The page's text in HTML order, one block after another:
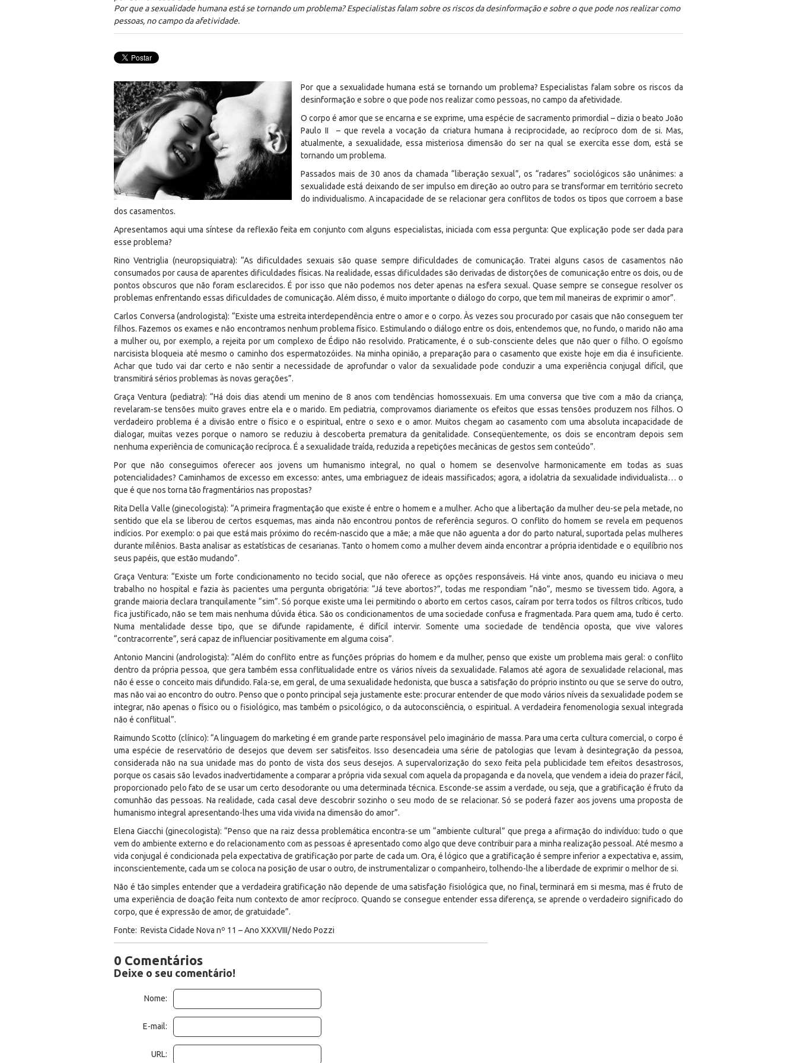
Por que a sexualidade humana está se tornando um problema? Especialistas falam sobre os riscos da desinformação e sobre o que pode nos realizar como
pessoas, no campo da afetividade.
Por que a sexualidade humana está se tornando um problema? Especialistas falam sobre os riscos da
desinformação e sobre o que pode nos realizar como pessoas, no campo da afetividade.
O corpo é amor que se encarna e se exprime, uma espécie de sacramento primordial – dizia o beato João
Paulo II – que revela a vocação da criatura humana à reciprocidade, ao recíproco dom de si. Mas,
atualmente, a sexualidade, essa misteriosa dimensão do ser na qual se exercita esse dom, está se
tornando um problema.
Passados mais de 30 anos da chamada “liberação sexual”, os “radares” sociológicos são unânimes: a
sexualidade está deixando de ser impulso em direção ao outro para se transformar em território secreto
do individualismo. A incapacidade de se relacionar gera conflitos de todos os tipos que corroem a base
dos casamentos.
Apresentamos aqui uma síntese da reflexão feita em conjunto com alguns especialistas, iniciada com essa pergunta: Que explicação pode ser dada para
esse problema?
Rino Ventriglia (neuropsiquiatra): “As dificuldades sexuais são quase sempre dificuldades de comunicação. Tratei alguns casos de casamentos não
consumados por causa de aparentes dificuldades físicas. Na realidade, essas dificuldades são derivadas de distorções de comunicação entre os dois, ou de
pontos obscuros que não foram esclarecidos. É por isso que não podemos nos deter apenas na esfera sexual. Quase sempre se consegue resolver os
problemas enfrentando essas dificuldades de comunicação. Além disso, é muito importante o diálogo do corpo, que tem mil maneiras de exprimir o amor”.
Carlos Conversa (andrologista): “Existe uma estreita interdependência entre o amor e o corpo. Às vezes sou procurado por casais que não conseguem ter
filhos. Fazemos os exames e não encontramos nenhum problema físico. Estimulando o diálogo entre os dois, entendemos que, no fundo, o marido não ama
a mulher ou, por exemplo, a rejeita por um complexo de Édipo não resolvido. Praticamente, é o sub-consciente deles que não quer o filho. O egoísmo
narcisista bloqueia até mesmo o caminho dos espermatozóides. Na minha opinião, a preparação para o casamento que existe hoje em dia é insuficiente.
Achar que tudo vai dar certo e não sentir a necessidade de aprofundar o valor da sexualidade pode conduzir a uma experiência conjugal difícil, que
transmitirá sérios problemas às novas gerações”.
Graça Ventura (pediatra): “Há dois dias atendi um menino de 8 anos com tendências homossexuais. Em uma conversa que tive com a mão da criança,
revelaram-se tensões muito graves entre ela e o marido. Em pediatria, comprovamos diariamente os efeitos que essas tensões produzem nos filhos. O
verdadeiro problema é a divisão entre o físico e o espiritual, entre o sexo e o amor. Muitos chegam ao casamento com uma absoluta incapacidade de
dialogar, muitas vezes porque o namoro se reduziu à descoberta prematura da genitalidade. Conseqüentemente, os dois se encontram depois sem
nenhuma experiência de comunicação recíproca. É a sexualidade traída, reduzida a repetições mecânicas de gestos sem conteúdo”.
Por que não conseguimos oferecer aos jovens um humanismo integral, no qual o homem se desenvolve harmonicamente em todas as suas
potencialidades? Caminhamos de excesso em excesso: antes, uma embriaguez de ideais massificados; agora, a idolatria da sexualidade individualista… o
que é que nos torna tão fragmentários nas propostas?
Rita Della Valle (ginecologista): “A primeira fragmentação que existe é entre o homem e a mulher. Acho que a libertação da mulher deu-se pela metade, no
sentido que ela se liberou de certos esquemas, mas ainda não encontrou pontos de referência seguros. O conflito do homem se revela em pequenos
indícios. Por exemplo: o pai que está mais próximo do recém-nascido que a mãe; a mãe que não aguenta a dor do parto natural, suportada pelas mulheres
durante milênios. Basta analisar as estatísticas de cesarianas. Tanto o homem como a mulher devem ainda encontrar a própria identidade e o equilíbrio nos
seus papéis, que estão mudando”.
Graça Ventura: “Existe um forte condicionamento no tecido social, que não oferece as opções responsáveis. Há vinte anos, quando eu iniciava o meu
trabalho no hospital e fazia às pacientes uma pergunta obrigatória: “Já teve abortos?”, todas me respondiam “não”, mesmo se tivessem tido. Agora, a
grande maioria declara tranquilamente “sim”. Só porque existe uma lei permitindo o aborto em certos casos, caíram por terra todos os filtros críticos, tudo
fica justificado, não se tem mais nenhuma dúvida ética. São os condicionamentos de uma sociedade confusa e fragmentada. Para quem ama, tudo é certo.
Numa mentalidade desse tipo, que se difunde rapidamente, é difícil intervir. Somente uma sociedade de tendência oposta, que vive valores
“contracorrente”, será capaz de influenciar positivamente em alguma coisa”.
Antonio Mancini (andrologista): “Além do conflito entre as funções próprias do homem e da mulher, penso que existe um problema mais geral: o conflito
dentro da própria pessoa, que gera também essa conflitualidade entre os vários níveis da sexualidade. Falamos até agora de sexualidade relacional, mas
não é esse o conceito mais difundido. Fala-se, em geral, de uma sexualidade hedonista, que busca a satisfação do próprio instinto ou que se serve do outro,
mas não vai ao encontro do outro. Penso que o ponto principal seja justamente este: procurar entender de que modo vários níveis da sexualidade podem se
integrar, não apenas o físico ou o fisiológico, mas também o psicológico, o da autoconsciência, o espiritual. A verdadeira fenomenologia sexual integrada
não é conflitual”.
Raimundo Scotto (clínico): “A linguagem do marketing é em grande parte responsável pelo imaginário de massa. Para uma certa cultura comercial, o corpo é
uma espécie de reservatório de desejos que devem ser satisfeitos. Isso desencadeia uma série de patologias que levam à desintegração da pessoa,
considerada não na sua unidade mas do ponto de vista dos seus desejos. A supervalorização do sexo feita pela publicidade tem efeitos desastrosos,
porque os casais são levados inadvertidamente a comparar a própria vida sexual com aquela da propaganda e da novela, que vendem a ideia do prazer fácil,
proporcionado pelo fato de se usar um certo desodorante ou uma determinada técnica. Esconde-se assim a verdade, ou seja, que a gratificação é fruto da
comunhão das pessoas. Na realidade, cada casal deve descobrir sozinho o seu modo de se relacionar. Só se poderá fazer aos jovens uma proposta de
humanismo integral apresentando-lhes uma vida vivida na dimensão do amor”.
Elena Giacchi (ginecologista): “Penso que na raiz dessa problemática encontra-se um “ambiente cultural” que prega a afirmação do indivíduo: tudo o que
vem do ambiente externo e do relacionamento com as pessoas é apresentado como algo que deve contribuir para a minha realização pessoal. Até mesmo a
vida conjugal é condicionada pela expectativa de gratificação por parte de cada um. Ora, é lógico que a gratificação é sempre inferior a expectativa e, assim,
inconscientemente, cada um se coloca na posição de usar o outro, de instrumentalizar o companheiro, tolhendo-lhe a liberdade de exprimir o melhor de si.
Não é tão simples entender que a verdadeira gratificação não depende de uma satisfação fisiológica que, no final, terminará em si mesma, mas é fruto de
uma experiência de doação feita num contexto de amor recíproco. Quando se consegue entender essa diferença, se aprende o verdadeiro significado do
corpo, que é expressão de amor, de gratuidade”.
Fonte: Revista Cidade Nova nº 11 – Ano XXXVIII/ Nedo Pozzi
0 Comentários
Deixe o seu comentário!
Nome:
E-mail:
URL: